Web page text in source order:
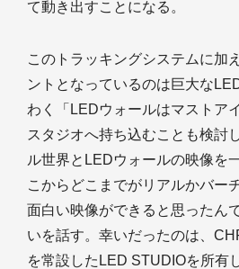
て動き出すことになる。
このトラッキングシステムに加
ントとなっているのは巨大な
わく「LEDウォールはマストア
スタジオへ持ち込むことも検討
ル世界とLEDウォールの映像を
こからどこまでがリアルかバー
面白い映像ができると思ったん
いを話す。幸いだったのは、
を常設したLED STUDIOを所有